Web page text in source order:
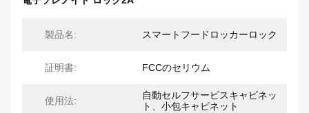
製品名: スマートフードロッカーロック
証明書: FCCのセリウム
使用法:
自動セルフサービスキャビネッ
ト、小包キャビネット